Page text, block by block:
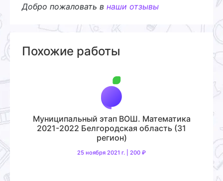
Добро пожаловать в наши отзывы
Похожие работы
Муниципальный этап ВОШ. Математика
2021-2022 Белгородская область (31
регион)
25 ноября 2021 г. | 200 ₽